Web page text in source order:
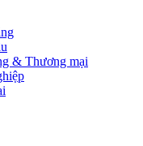
& Thương mại